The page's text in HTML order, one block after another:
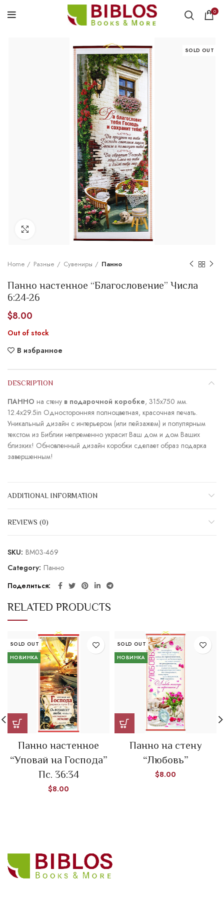
0
SOLD OUT
Home Разные Сувениры Панно
Панно настенное “Благословение” Числа
6:24-26
$8.00
Out of stock
В избранное
DESCRIPTION
ПАННО на стену в подарочной коробке, 315х750 мм.
12.4х29.5in Односторонняя полноцветная, красочная печать.
Уникальный дизайн с интерьером (или пейзажем) и популярным
текстом из Библии непременно украсит Ваш дом и дом Ваших
близких! Обновленный дизайн коробки сделает образ подарка
завершенным!
ADDITIONAL INFORMATION
REVIEWS (0)
SKU: BM03-469
Category: Панно
Поделиться
RELATED PRODUCTS
SOLD OUT
НОВИНКА
Панно настенное
“Уповай на Господа”
Пс. 36:34
$8.00
SOLD OUT
НОВИНКА
Панно на стену
“Любовь”
$8.00